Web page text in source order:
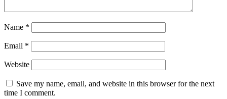
Name *
Email *
Website
Save my name, email, and website in this browser for the next
time I comment.